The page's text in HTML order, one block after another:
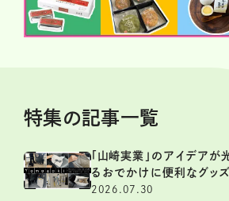
特集の記事一覧
「山崎実業」のアイデア
るおでかけに便利なグッズ
2026.07.30